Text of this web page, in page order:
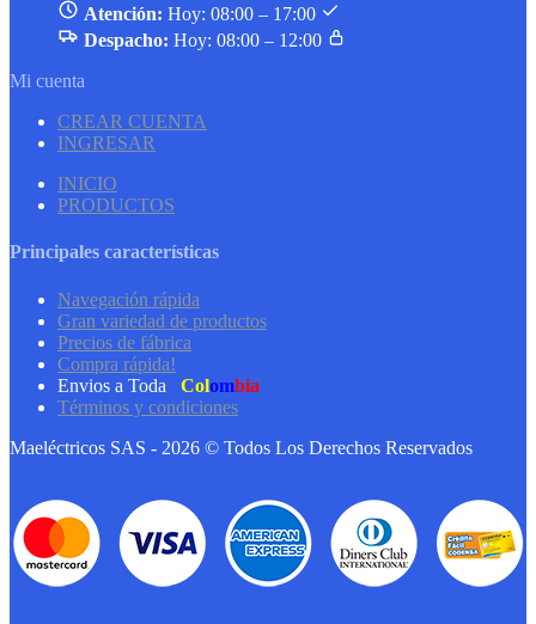
Atención: Hoy: 08:00 – 17:00
Despacho: Hoy: 08:00 – 12:00
Mi cuenta
CREAR CUENTA
INGRESAR
INICIO
PRODUCTOS
Principales características
Navegación rápida
Gran variedad de productos
Precios de fábrica
Compra rápida!
Envios a Toda
Colombia
Términos y condiciones
Maeléctricos SAS - 2026 © Todos Los Derechos Reservados